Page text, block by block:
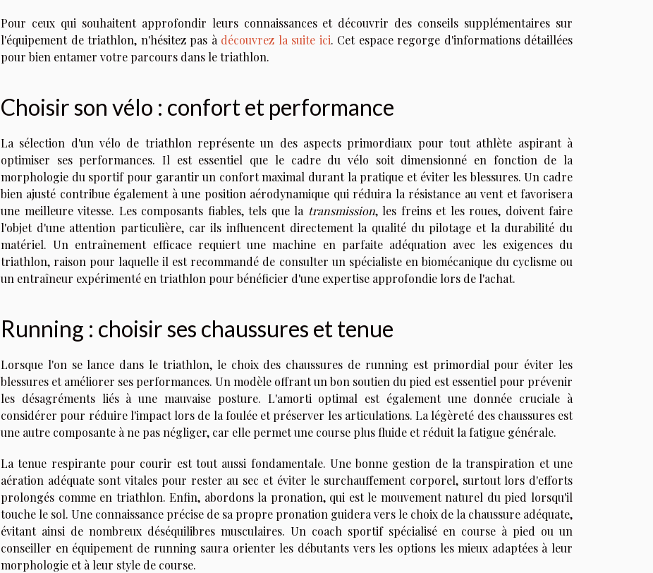
Pour ceux qui souhaitent approfondir leurs connaissances et découvrir des conseils supplémentaires sur
l'équipement de triathlon, n'hésitez pas à découvrez la suite ici. Cet espace regorge d'informations détaillées
pour bien entamer votre parcours dans le triathlon.
Choisir son vélo : confort et performance
La sélection d'un vélo de triathlon représente un des aspects primordiaux pour tout athlète aspirant à
optimiser ses performances. Il est essentiel que le cadre du vélo soit dimensionné en fonction de la
morphologie du sportif pour garantir un confort maximal durant la pratique et éviter les blessures. Un cadre
bien ajusté contribue également à une position aérodynamique qui réduira la résistance au vent et favorisera
une meilleure vitesse. Les composants fiables, tels que la transmission, les freins et les roues, doivent faire
l'objet d'une attention particulière, car ils influencent directement la qualité du pilotage et la durabilité du
matériel. Un entraînement efficace requiert une machine en parfaite adéquation avec les exigences du
triathlon, raison pour laquelle il est recommandé de consulter un spécialiste en biomécanique du cyclisme ou
un entraîneur expérimenté en triathlon pour bénéficier d'une expertise approfondie lors de l'achat.
Running : choisir ses chaussures et tenue
Lorsque l'on se lance dans le triathlon, le choix des chaussures de running est primordial pour éviter les
blessures et améliorer ses performances. Un modèle offrant un bon soutien du pied est essentiel pour prévenir
les désagréments liés à une mauvaise posture. L'amorti optimal est également une donnée cruciale à
considérer pour réduire l'impact lors de la foulée et préserver les articulations. La légèreté des chaussures est
une autre composante à ne pas négliger, car elle permet une course plus fluide et réduit la fatigue générale.
La tenue respirante pour courir est tout aussi fondamentale. Une bonne gestion de la transpiration et une
aération adéquate sont vitales pour rester au sec et éviter le surchauffement corporel, surtout lors d'efforts
prolongés comme en triathlon. Enfin, abordons la pronation, qui est le mouvement naturel du pied lorsqu'il
touche le sol. Une connaissance précise de sa propre pronation guidera vers le choix de la chaussure adéquate,
évitant ainsi de nombreux déséquilibres musculaires. Un coach sportif spécialisé en course à pied ou un
conseiller en équipement de running saura orienter les débutants vers les options les mieux adaptées à leur
morphologie et à leur style de course.